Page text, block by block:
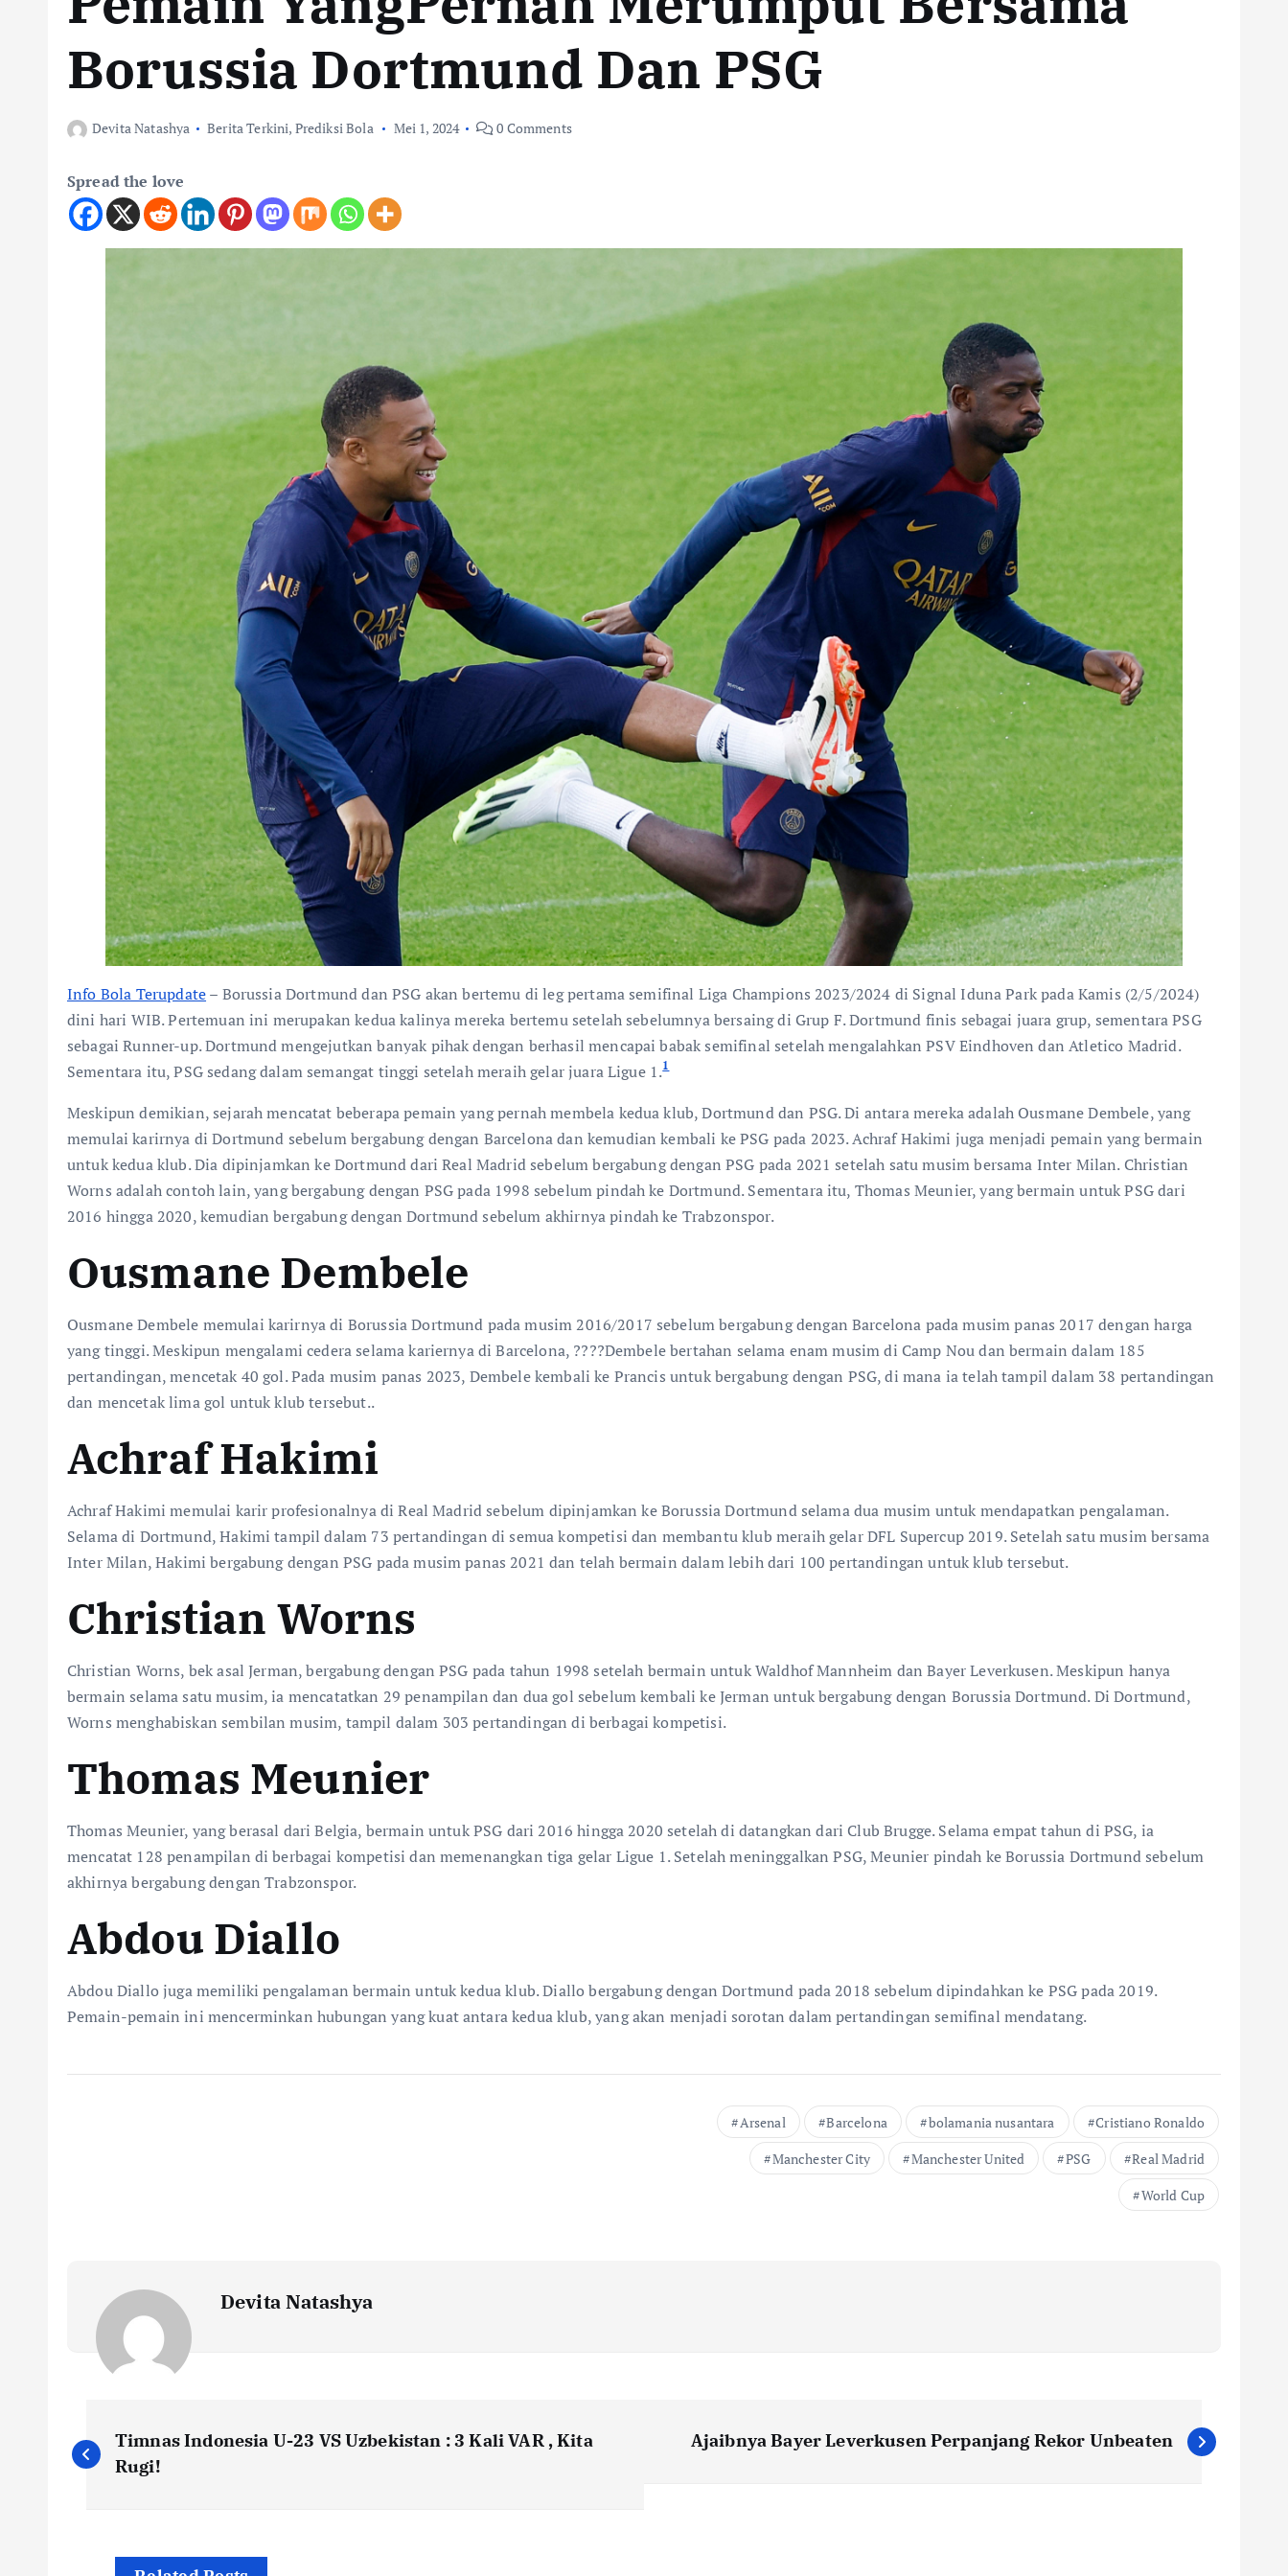
Borussia Dortmund Dan PSG
Devita Natashya Berita Terkini, Prediksi Bola Mei 1, 2024 0 Comments
Spread the love
Info Bola Terupdate– Borussia Dortmund dan PSG akan bertemu di leg pertama semifinal Liga Champions 2023/2024 di Signal Iduna Park pada Kamis (2/5/2024)
dini hari WIB. Pertemuan ini merupakan kedua kalinya mereka bertemu setelah sebelumnya bersaing di Grup F. Dortmund finis sebagai juara grup, sementara PSG
sebagai Runner-up. Dortmund mengejutkan banyak pihak dengan berhasil mencapai babak semifinal setelah mengalahkan PSV Eindhoven dan Atletico Madrid.
Sementara itu, PSG sedang dalam semangat tinggi setelah meraih gelar juara Ligue 1.1
Meskipun demikian, sejarah mencatat beberapa pemain yang pernah membela kedua klub, Dortmund dan PSG. Di antara mereka adalah Ousmane Dembele, yang
memulai karirnya di Dortmund sebelum bergabung dengan Barcelona dan kemudian kembali ke PSG pada 2023. Achraf Hakimi juga menjadi pemain yang bermain
untuk kedua klub. Dia dipinjamkan ke Dortmund dari Real Madrid sebelum bergabung dengan PSG pada 2021 setelah satu musim bersama Inter Milan. Christian
Worns adalah contoh lain, yang bergabung dengan PSG pada 1998 sebelum pindah ke Dortmund. Sementara itu, Thomas Meunier, yang bermain untuk PSG dari
2016 hingga 2020, kemudian bergabung dengan Dortmund sebelum akhirnya pindah ke Trabzonspor.
Ousmane Dembele
Ousmane Dembele memulai karirnya di Borussia Dortmund pada musim 2016/2017 sebelum bergabung dengan Barcelona pada musim panas 2017 dengan harga
yang tinggi. Meskipun mengalami cedera selama kariernya di Barcelona, ????Dembele bertahan selama enam musim di Camp Nou dan bermain dalam 185
pertandingan, mencetak 40 gol. Pada musim panas 2023, Dembele kembali ke Prancis untuk bergabung dengan PSG, di mana ia telah tampil dalam 38 pertandingan
dan mencetak lima gol untuk klub tersebut..
Achraf Hakimi
Achraf Hakimi memulai karir profesionalnya di Real Madrid sebelum dipinjamkan ke Borussia Dortmund selama dua musim untuk mendapatkan pengalaman.
Selama di Dortmund, Hakimi tampil dalam 73 pertandingan di semua kompetisi dan membantu klub meraih gelar DFL Supercup 2019. Setelah satu musim bersama
Inter Milan, Hakimi bergabung dengan PSG pada musim panas 2021 dan telah bermain dalam lebih dari 100 pertandingan untuk klub tersebut.
Christian Worns
Christian Worns, bek asal Jerman, bergabung dengan PSG pada tahun 1998 setelah bermain untuk Waldhof Mannheim dan Bayer Leverkusen. Meskipun hanya
bermain selama satu musim, ia mencatatkan 29 penampilan dan dua gol sebelum kembali ke Jerman untuk bergabung dengan Borussia Dortmund. Di Dortmund,
Worns menghabiskan sembilan musim, tampil dalam 303 pertandingan di berbagai kompetisi.
Thomas Meunier
Thomas Meunier, yang berasal dari Belgia, bermain untuk PSG dari 2016 hingga 2020 setelah di datangkan dari Club Brugge. Selama empat tahun di PSG, ia
mencatat 128 penampilan di berbagai kompetisi dan memenangkan tiga gelar Ligue 1. Setelah meninggalkan PSG, Meunier pindah ke Borussia Dortmund sebelum
akhirnya bergabung dengan Trabzonspor.
Abdou Diallo
Abdou Diallo juga memiliki pengalaman bermain untuk kedua klub. Diallo bergabung dengan Dortmund pada 2018 sebelum dipindahkan ke PSG pada 2019.
Pemain-pemain ini mencerminkan hubungan yang kuat antara kedua klub, yang akan menjadi sorotan dalam pertandingan semifinal mendatang.
Arsenal Barcelona bolamania nusantara
Cristiano Ronaldo
Manchester City
Manchester United PSG
Real Madrid
World Cup
Devita Natashya
N
a
Timnas Indonesia U-23 VS Uzbekistan : 3 Kali VAR , Kita
Rugi!
Ajaibnya Bayer Leverkusen Perpanjang Rekor Unbeaten